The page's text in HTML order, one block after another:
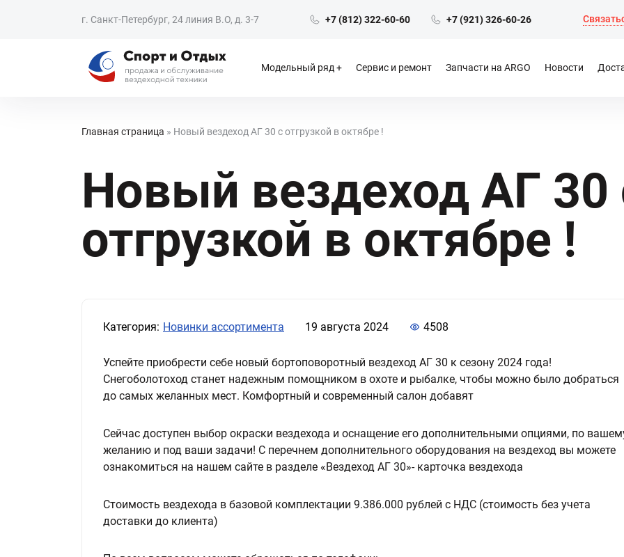
г. Санкт-Петербург, 24 линия В.О, д. 3-7 +7 (812) 322-60-60 +7 (921) 326-60-26
Модельный ряд Сервис и ремонт Запчасти на ARGO Новости
Главная страница » Новый вездеход АГ 30 с отгрузкой в октябре !
Новый вездеход АГ 30
отгрузкой в октябре !
Категория: Новинки ассортимента 19 августа 2024 4508
Успейте приобрести себе новый бортоповоротный вездеход АГ 30 к сезону 2024 года!
Снегоболотоход станет надежным помощником в охоте и рыбалке, чтобы можно было добраться
до самых желанных мест. Комфортный и современный салон добавят
Сейчас доступен выбор окраски вездехода и оснащение его дополнительными опциями, по
желанию и под ваши задачи! С перечнем дополнительного оборудования на вездеход вы можете
ознакомиться на нашем сайте в разделе «Вездеход АГ 30»- карточка вездехода
Стоимость вездехода в базовой комплектации 9.386.000 рублей с НДС (стоимость без учета
доставки до клиента)